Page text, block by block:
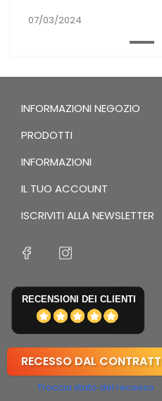
07/03/2024
INFORMAZIONI NEGOZIO
PRODOTTI
INFORMAZIONI
IL TUO ACCOUNT
ISCRIVITI ALLA NEWSLETTER
RECENSIONI DEI CLIENTI
RECESSO DAL
Traccia stato del recesso